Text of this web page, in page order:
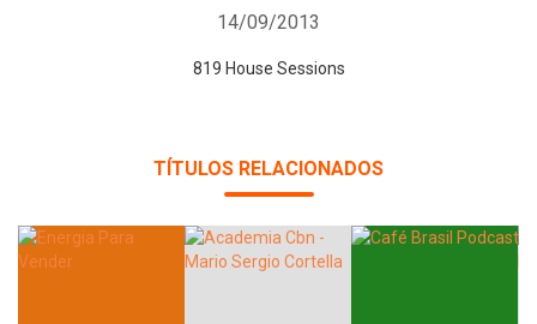
14/09/2013
819 House Sessions
TÍTULOS RELACIONADOS